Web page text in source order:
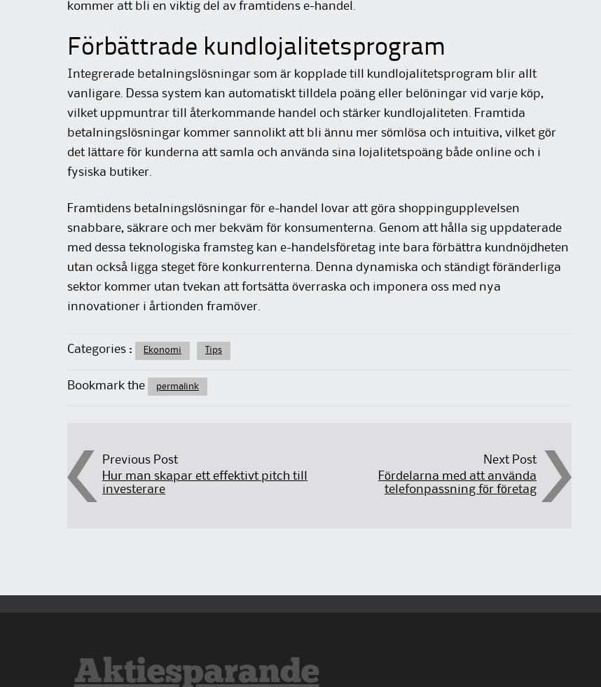
kommer att bli en viktig del av framtidens e-handel.
Förbättrade kundlojalitetsprogram
Integrerade betalningslösningar som är kopplade till kundlojalitetsprogram blir allt
vanligare. Dessa system kan automatiskt tilldela poäng eller belöningar vid varje köp,
vilket uppmuntrar till återkommande handel och stärker kundlojaliteten. Framtida
betalningslösningar kommer sannolikt att bli ännu mer sömlösa och intuitiva, vilket gör
det lättare för kunderna att samla och använda sina lojalitetspoäng både online och i
fysiska butiker.
Framtidens betalningslösningar för e-handel lovar att göra shoppingupplevelsen
snabbare, säkrare och mer bekväm för konsumenterna. Genom att hålla sig uppdaterade
med dessa teknologiska framsteg kan e-handelsföretag inte bara förbättra kundnöjdheten
utan också ligga steget före konkurrenterna. Denna dynamiska och ständigt föränderliga
sektor kommer utan tvekan att fortsätta överraska och imponera oss med nya
innovationer i årtionden framöver.
Categories : Ekonomi Tips
Bookmark the permalink
Post navigation
Previous Post
Hur man skapar ett effektivt pitch till
investerare
Next Post
Fördelarna med att använda
telefonpassning för företag
Aktiesparande